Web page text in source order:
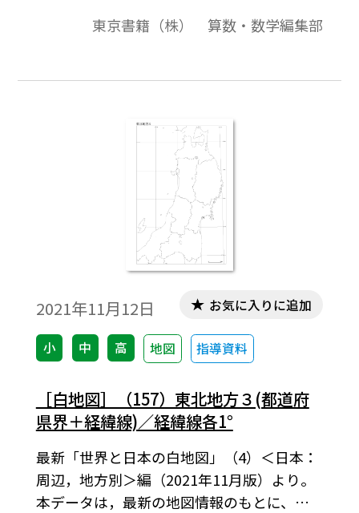
さは21.22メートル、羽根の長さは23.70メー
平均の速さ
東京書籍（株） 算数・数学編集部
2021年11月12日
小 中 高 地図 指導資料
お気に入りに追加
［白地図］（157）東北地方３(都道府
県界＋経緯線)／経緯線各1°
最新「世界と日本の白地図」（4）＜日本：
周辺，地方別＞編（2021年11月版）より。
本データは，最新の地図情報のもとに、高